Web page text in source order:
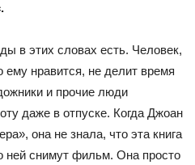
в этих словах есть. Человек,
ему нравится, не делит время
и прочие люди
даже в отпуске. Когда Джоан
она не знала, что эта книга
ней снимут фильм. Она просто